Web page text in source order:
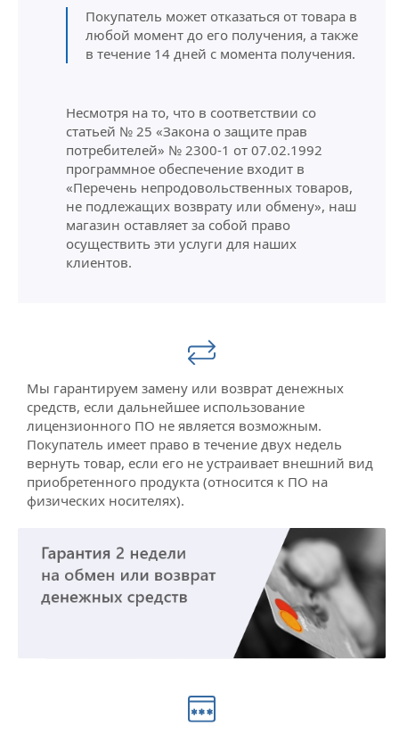
Покупатель может отказаться от товара в
любой момент до его получения, а также
в течение 14 дней с момента получения.
Несмотря на то, что в соответствии со
статьей № 25 «Закона о защите прав
потребителей» № 2300-1 от 07.02.1992
программное обеспечение входит в
«Перечень непродовольственных товаров,
не подлежащих возврату или обмену», наш
магазин оставляет за собой право
осуществить эти услуги для наших
клиентов.
Мы гарантируем замену или возврат денежных
средств, если дальнейшее использование
лицензионного ПО не является возможным.
Покупатель имеет право в течение двух недель
вернуть товар, если его не устраивает внешний вид
приобретенного продукта (относится к ПО на
физических носителях).